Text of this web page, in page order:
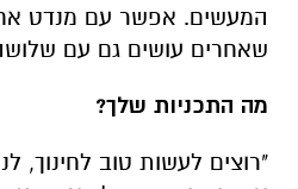
המעשים. אפשר עם מנדט
שאחרים עושים גם עם
מה התכניות שלך?
"רוצים לעשות טוב לחינוך,